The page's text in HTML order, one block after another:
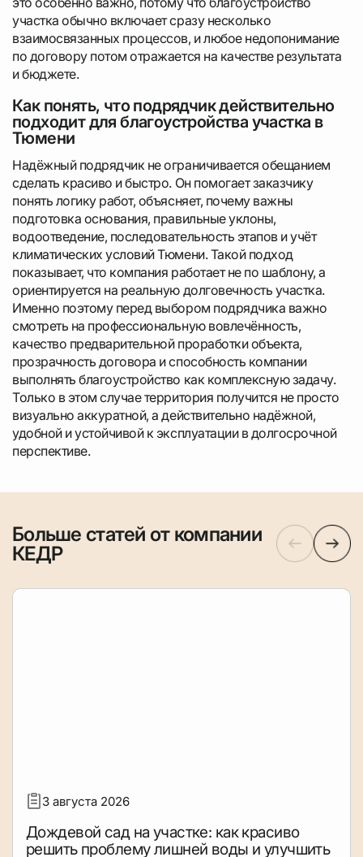
участка обычно включает сразу несколько
взаимосвязанных процессов, и любое недопонимание
по договору потом отражается на качестве результата
и бюджете.
Как понять, что подрядчик действительно
подходит для благоустройства участка в
Тюмени
Надёжный подрядчик не ограничивается обещанием
сделать красиво и быстро. Он помогает заказчику
понять логику работ, объясняет, почему важны
подготовка основания, правильные уклоны,
водоотведение, последовательность этапов и учёт
климатических условий Тюмени. Такой подход
показывает, что компания работает не по шаблону, а
ориентируется на реальную долговечность участка.
Именно поэтому перед выбором подрядчика важно
смотреть на профессиональную вовлечённость,
качество предварительной проработки объекта,
прозрачность договора и способность компании
выполнять благоустройство как комплексную задачу.
Только в этом случае территория получится не просто
визуально аккуратной, а действительно надёжной,
удобной и устойчивой к эксплуатации в долгосрочной
перспективе.
Больше статей от компании
КЕДР
3 августа 2026
Дождевой сад на участке: как красиво
решить проблему лишней воды и улучшить